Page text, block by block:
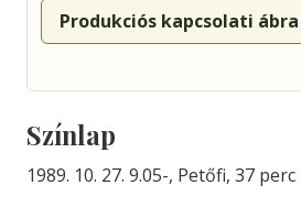
Produkciós kapcsolati
Színlap
1989. 10. 27. 9.05-, Petőfi, 37 perc